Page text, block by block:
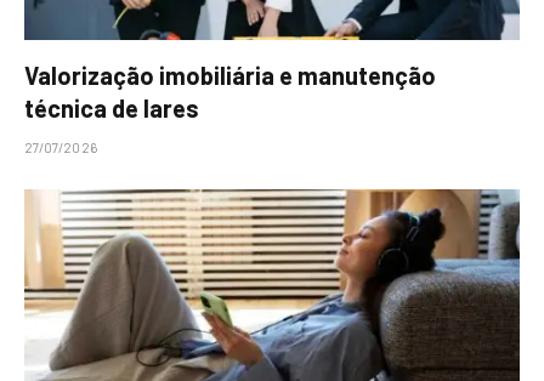
Valorização imobiliária e manutenção
técnica de lares
27/07/2026